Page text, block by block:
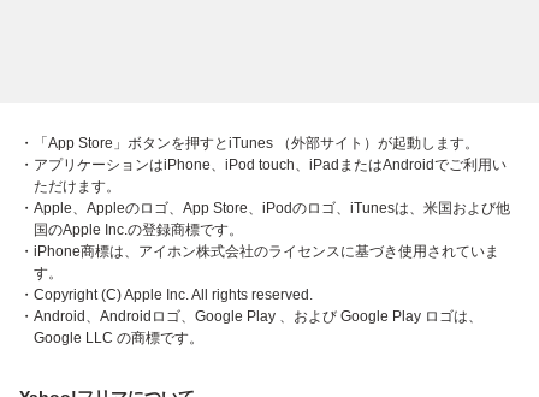
・「App Store」ボタンを押すとiTunes （外部サイト）が起動します。
・アプリケーションはiPhone、iPod touch、iPadまたはAndroidでご利用い
ただけます。
・Apple、Appleのロゴ、App Store、iPodのロゴ、iTunesは、米国および他
国のApple Inc.の登録商標です。
・iPhone商標は、アイホン株式会社のライセンスに基づき使用されていま
す。
・Copyright (C) Apple Inc. All rights reserved.
・Android、Androidロゴ、Google Play 、および Google Play ロゴは、
Google LLC の商標です。